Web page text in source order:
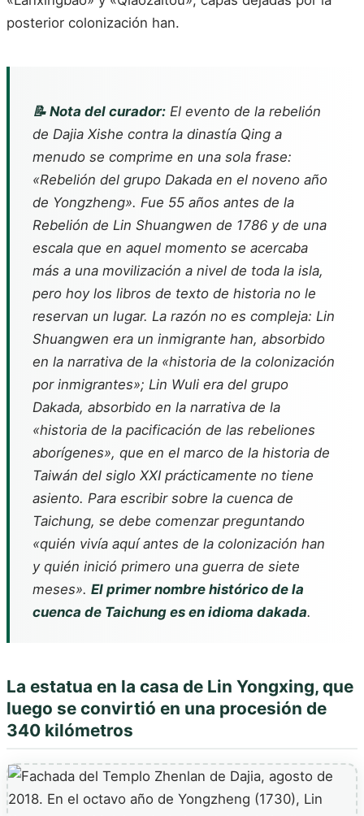
posterior colonización han.
📝 Nota del curador: El evento de la rebelión
de Dajia Xishe contra la dinastía Qing a
menudo se comprime en una sola frase:
«Rebelión del grupo Dakada en el noveno año
de Yongzheng». Fue 55 años antes de la
Rebelión de Lin Shuangwen de 1786 y de una
escala que en aquel momento se acercaba
más a una movilización a nivel de toda la isla,
pero hoy los libros de texto de historia no le
reservan un lugar. La razón no es compleja: Lin
Shuangwen era un inmigrante han, absorbido
en la narrativa de la «historia de la colonización
por inmigrantes»; Lin Wuli era del grupo
Dakada, absorbido en la narrativa de la
«historia de la pacificación de las rebeliones
aborígenes», que en el marco de la historia de
Taiwán del siglo XXI prácticamente no tiene
asiento. Para escribir sobre la cuenca de
Taichung, se debe comenzar preguntando
«quién vivía aquí antes de la colonización han
y quién inició primero una guerra de siete
meses». El primer nombre histórico de la
cuenca de Taichung es en idioma dakada.
La estatua en la casa de Lin Yongxing, que
luego se convirtió en una procesión de
340 kilómetros